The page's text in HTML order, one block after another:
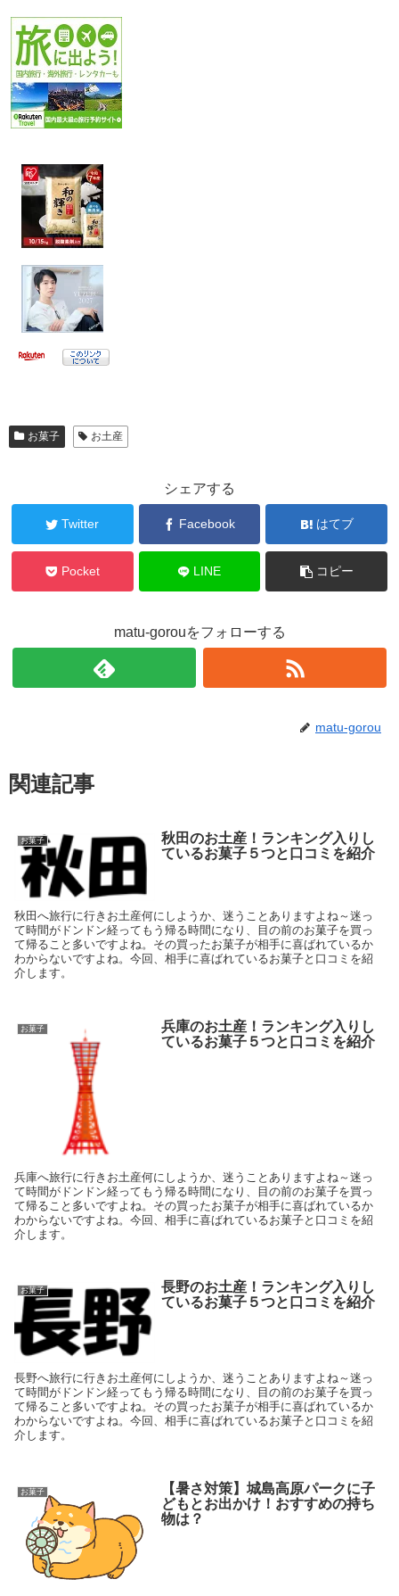
お菓子 お土産
シェアする
Twitter Facebook はてブ
Pocket LINE コピー
matu-gorouをフォローする
matu-gorou
関連記事
お菓子
秋田のお土産！ランキング入りし
ているお菓子５つと口コミを紹介
秋田へ旅行に行きお土産何にしようか、迷うことありますよね～迷っ
て時間がドンドン経ってもう帰る時間になり、目の前のお菓子を買っ
て帰ること多いですよね。その買ったお菓子が相手に喜ばれているか
わからないですよね。今回、相手に喜ばれているお菓子と口コミを紹
介します。
お菓子
兵庫のお土産！ランキング入りし
ているお菓子５つと口コミを紹介
兵庫へ旅行に行きお土産何にしようか、迷うことありますよね～迷っ
て時間がドンドン経ってもう帰る時間になり、目の前のお菓子を買っ
て帰ること多いですよね。その買ったお菓子が相手に喜ばれているか
わからないですよね。今回、相手に喜ばれているお菓子と口コミを紹
介します。
お菓子
長野のお土産！ランキング入りし
ているお菓子５つと口コミを紹介
長野へ旅行に行きお土産何にしようか、迷うことありますよね～迷っ
て時間がドンドン経ってもう帰る時間になり、目の前のお菓子を買っ
て帰ること多いですよね。その買ったお菓子が相手に喜ばれているか
わからないですよね。今回、相手に喜ばれているお菓子と口コミを紹
介します。
お菓子
【暑さ対策】城島高原パークに子
どもとお出かけ！おすすめの持ち
物は？